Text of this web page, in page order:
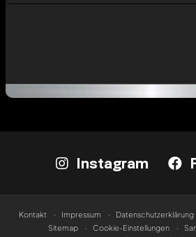
Instagram
Kontakt Impressum Datenschutzerklärung
Sitemap
Cookie-Einstellungen